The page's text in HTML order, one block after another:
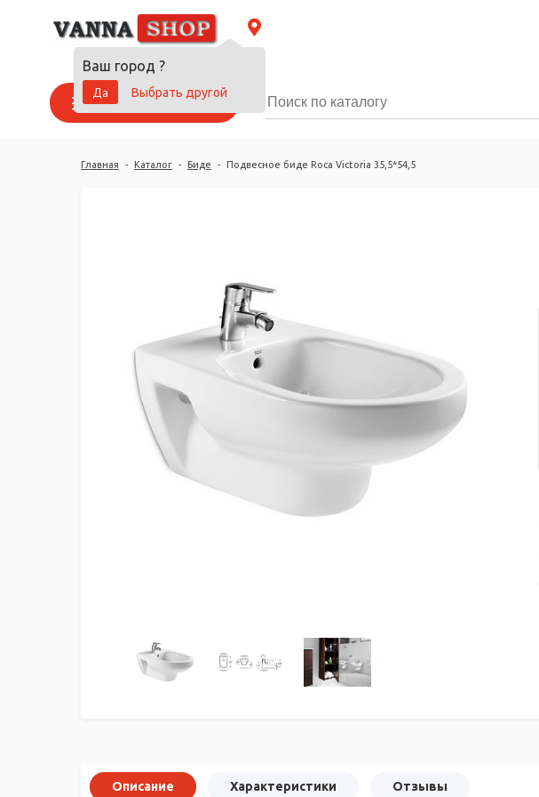
Ваш город ?
Да
Выбрать другой
Каталог товаров
Главная - Каталог - Биде - Подвесное биде Roca Victoria 35,5*54,5
Описание Характеристики Отзывы